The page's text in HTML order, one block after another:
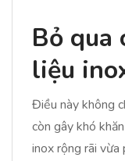
Bỏ qua
liệu
Điều này không
còn gây khó
inox rộng rãi vừa